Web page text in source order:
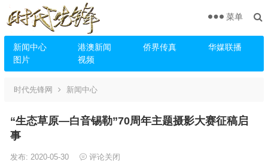
新闻中心 港澳新闻 侨界传真
华媒联播
图片
视频
菜单
时代先锋网 新闻中心
“生态草原—白音锡勒”70周年主题摄影大赛征稿启
事
发布: 2020-05-30 评论关闭